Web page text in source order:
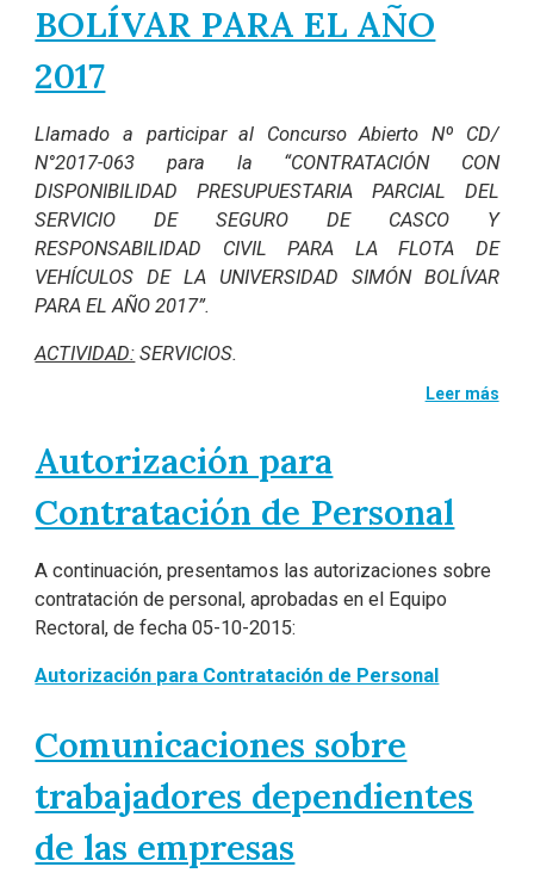
BOLÍVAR PARA EL AÑO
2017
Llamado a participar al Concurso Abierto Nº CD/
N°2017-063 para la “CONTRATACIÓN CON
DISPONIBILIDAD PRESUPUESTARIA PARCIAL DEL
SERVICIO DE SEGURO DE CASCO Y
RESPONSABILIDAD CIVIL PARA LA FLOTA DE
VEHÍCULOS DE LA UNIVERSIDAD SIMÓN BOLÍVAR
PARA EL AÑO 2017”.
ACTIVIDAD: SERVICIOS.
Leer más
Autorización para
Contratación de Personal
A continuación, presentamos las autorizaciones sobre
contratación de personal, aprobadas en el Equipo
Rectoral, de fecha 05-10-2015:
Autorización para Contratación de Personal
Comunicaciones sobre
trabajadores dependientes
de las empresas